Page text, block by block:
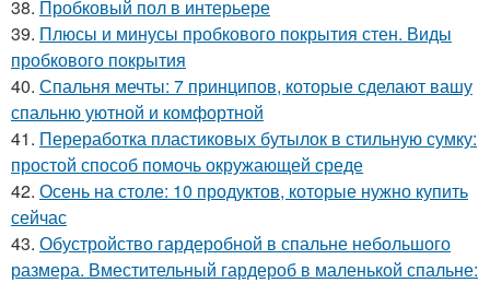
38. Пробковый пол в интерьере
39. Плюсы и минусы пробкового покрытия стен. Виды
пробкового покрытия
40. Спальня мечты: 7 принципов, которые сделают вашу
спальню уютной и комфортной
41. Переработка пластиковых бутылок в стильную сумку:
простой способ помочь окружающей среде
42. Осень на столе: 10 продуктов, которые нужно купить
сейчас
43. Обустройство гардеробной в спальне небольшого
размера. Вместительный гардероб в маленькой спальне: